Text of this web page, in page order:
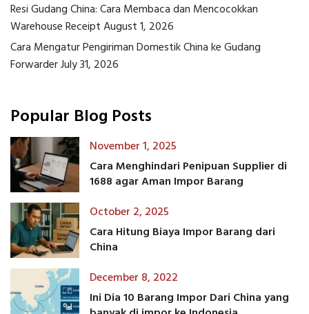
Resi Gudang China: Cara Membaca dan Mencocokkan
Warehouse ReceiptAugust 1, 2026
Cara Mengatur Pengiriman Domestik China ke Gudang
ForwarderJuly 31, 2026
Popular Blog Posts
November 1, 2025
Cara Menghindari Penipuan Supplier di
1688 agar Aman Impor Barang
October 2, 2025
Cara Hitung Biaya Impor Barang dari
China
December 8, 2022
Ini Dia 10 Barang Impor Dari China yang